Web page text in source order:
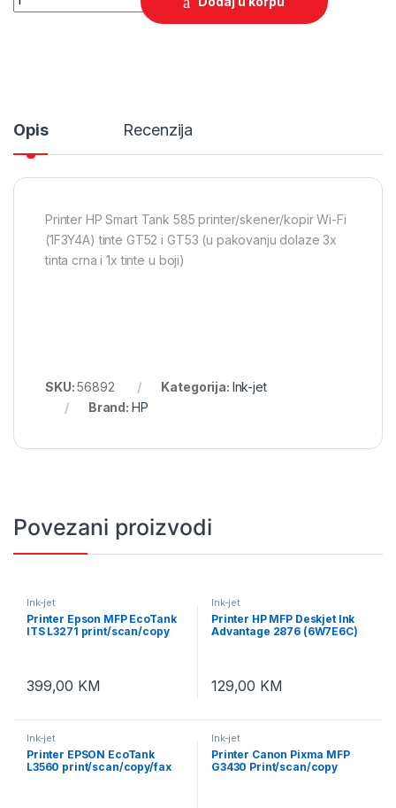
Opis Recenzija
Printer HP Smart Tank 585 printer/skener/kopir Wi-Fi
(1F3Y4A) tinte GT52 i GT53 (u pakovanju dolaze 3x
tinta crna i 1x tinte u boji)
SKU:56892 Kategorija: Ink-jet
Brand: HP
Povezani proizvodi
Ink-jet
Printer Epson MFP EcoTank
ITS L3271 print/scan/copy
Wi-Fi Direct
399,00 KM
Ink-jet
Printer HP MFP Deskjet Ink
Advantage 2876 (6W7E6C)
129,00 KM
Ink-jet
Printer EPSON EcoTank
L3560 print/scan/copy/fax
Ink-jet
Printer Canon Pixma MFP
G3430 Print/scan/copy